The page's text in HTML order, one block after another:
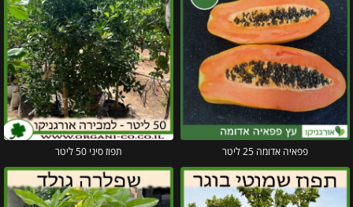
פפאיה אדומה 25 ליטר תפוז סיני 50 ליטר